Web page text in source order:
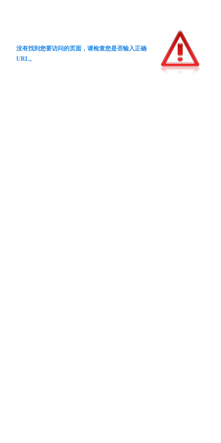
没有找到您要访问的页面，请检查您是否输入正确
URL。